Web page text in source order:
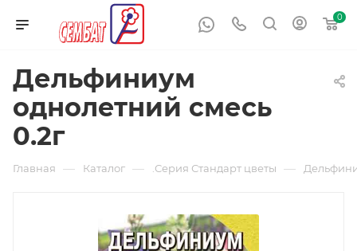
0
Дельфиниум
однолетний смесь
0.2г
Главная — Каталог — .Серия Стандарт цветы —